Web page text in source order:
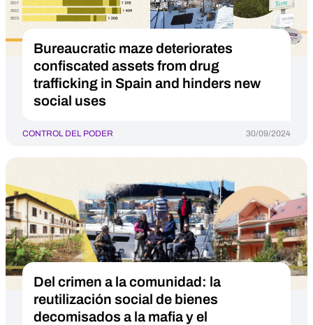
Bureaucratic maze deteriorates
confiscated assets from drug
trafficking in Spain and hinders new
social uses
CONTROL DEL PODER 30/09/2024
Del crimen a la comunidad: la
reutilización social de bienes
decomisados a la mafia y el